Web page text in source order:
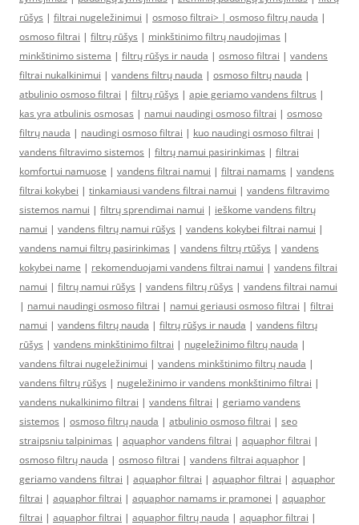
rūšys | filtrai nugeležinimui | osmoso filtrai> | osmoso filtrų nauda |
osmoso filtrai | filtrų rūšys | minkštinimo filtrų naudojimas |
minkštinimo sistema | filtrų rūšys ir nauda | osmoso filtrai | vandens
filtrai nukalkinimui | vandens filtrų nauda | osmoso filtrų nauda |
atbulinio osmoso filtrai | filtrų rūšys | apie geriamo vandens filtrus |
kas yra atbulinis osmosas | namui naudingi osmoso filtrai | osmoso
filtrų nauda | naudingi osmoso filtrai | kuo naudingi osmoso filtrai |
vandens filtravimo sistemos | filtrų namui pasirinkimas | filtrai
komfortui namuose | vandens filtrai namui | filtrai namams | vandens
filtrai kokybei | tinkamiausi vandens filtrai namui | vandens filtravimo
sistemos namui | filtrų sprendimai namui | ieškome vandens filtrų
namui | vandens filtrų namui rūšys | vandens kokybei filtrai namui |
vandens namui filtrų pasirinkimas | vandens filtrų rtūšys | vandens
kokybei name | rekomenduojami vandens filtrai namui | vandens filtrai
namui | filtrų namui rūšys | vandens filtrų rūšys | vandens filtrai namui
| namui naudingi osmoso filtrai | namui geriausi osmoso filtrai | filtrai
namui | vandens filtrų nauda | filtrų rūšys ir nauda | vandens filtrų
rūšys | vandens minkštinimo filtrai | nugeležinimo filtrų nauda |
vandens filtrai nugeležinimui | vandens minkštinimo filtrų nauda |
vandens filtrų rūšys | nugeležinimo ir vandens monkštinimo filtrai |
vandens nukalkinimo filtrai | vandens filtrai | geriamo vandens
sistemos | osmoso filtrų nauda | atbulinio osmoso filtrai | seo
straipsniu talpinimas | aquaphor vandens filtrai | aquaphor filtrai |
osmoso filtrų nauda | osmoso filtrai | vandens filtrai aquaphor |
geriamo vandens filtrai | aquaphor filtrai | aquaphor filtrai | aquaphor
filtrai | aquaphor filtrai | aquaphor namams ir pramonei | aquaphor
filtrai | aquaphor filtrai | aquaphor filtrų nauda | aquaphor filtrai |